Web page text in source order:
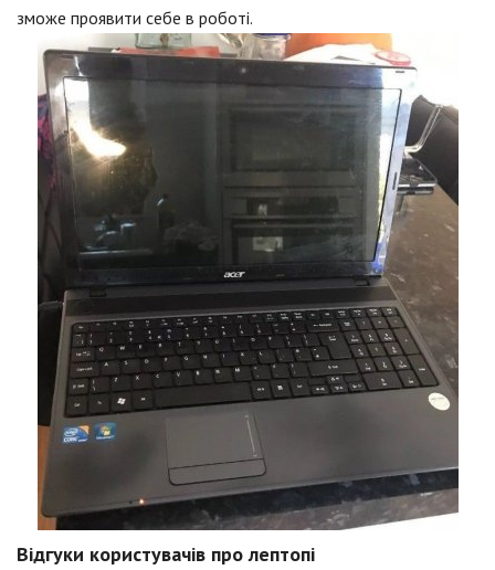
зможе проявити себе в роботі.
Відгуки користувачів про лептопі